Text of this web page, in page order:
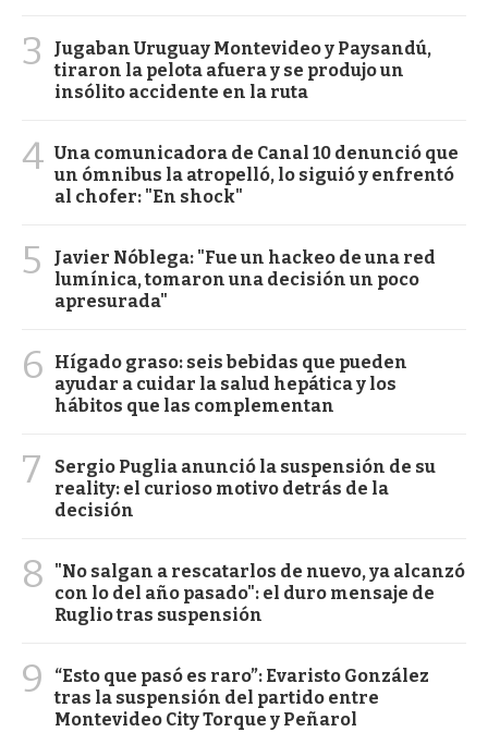
3
Jugaban Uruguay Montevideo y Paysandú,
tiraron la pelota afuera y se produjo un
insólito accidente en la ruta
4 Una comunicadora de Canal 10 denunció que
un ómnibus la atropelló, lo siguió y enfrentó
al chofer: "En shock"
5
Javier Nóblega: "Fue un hackeo de una red
lumínica, tomaron una decisión un poco
apresurada"
6
Hígado graso: seis bebidas que pueden
ayudar a cuidar la salud hepática y los
hábitos que las complementan
7
Sergio Puglia anunció la suspensión de su
reality: el curioso motivo detrás de la
decisión
8
"No salgan a rescatarlos de nuevo, ya alcanzó
con lo del año pasado": el duro mensaje de
Ruglio tras suspensión
9
“Esto que pasó es raro”: Evaristo González
tras la suspensión del partido entre
Montevideo City Torque y Peñarol